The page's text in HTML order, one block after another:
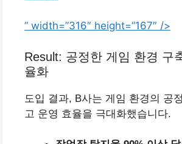
” width=”316″ height=”167″ />
Result: 공정한 게임 환경 구
율화
도입 결과, B사는 게임 환경의 공
고 운영 효율을 극대화했습니다.